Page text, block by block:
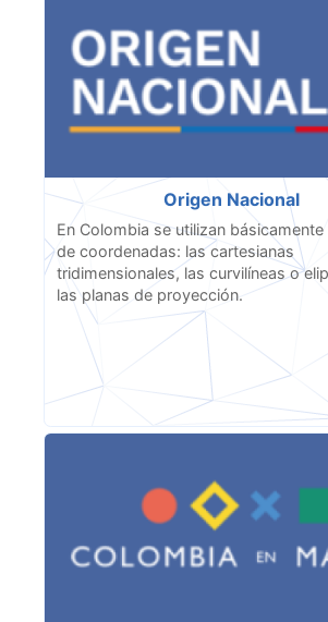
Origen Nacional
En Colombia se utilizan
de coordenadas: las cartesianas
tridimensionales, las curvilíneas o
las planas de proyección.